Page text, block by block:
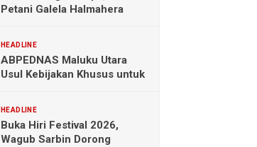
Petani Galela Halmahera
HEADLINE
ABPEDNAS Maluku Utara
Usul Kebijakan Khusus untuk
HEADLINE
Buka Hiri Festival 2026,
Wagub Sarbin Dorong